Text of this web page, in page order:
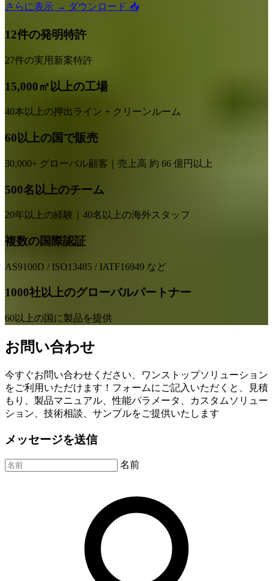
さらに表示 → ダウンロード 📥
12件の発明特許
27件の実用新案特許
15,000㎡以上の工場
40本以上の押出ライン + クリーンルーム
60以上の国で販売
30,000+ グローバル顧客｜売上高 約 66 億円以上
500名以上のチーム
20年以上の経験｜40名以上の海外スタッフ
複数の国際認証
AS9100D / ISO13485 / IATF16949 など
1000社以上のグローバルパートナー
60以上の国に製品を提供
お問い合わせ
今すぐお問い合わせください、ワンストップソリューション
をご利用いただけます！フォームにご記入いただくと、見積
もり、製品マニュアル、性能パラメータ、カスタムソリュー
ション、技術相談、サンプルをご提供いたします
メッセージを送信
名前